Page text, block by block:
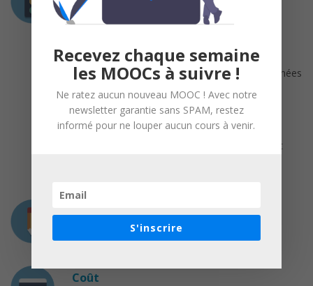
Bases de données
relationnelles
Langage de requêtes SQL
Notions d’optimisation de bases de données
Ingénierie informatique
Bonne connaissance de l’environnement
Charge de travail
15 heures au total
Coût
Recevez chaque semaine
les MOOCs à suivre !
Ne ratez aucun nouveau MOOC ! Avec notre
newsletter garantie sans SPAM, restez
informé pour ne louper aucun cours à venir.
S'inscrire